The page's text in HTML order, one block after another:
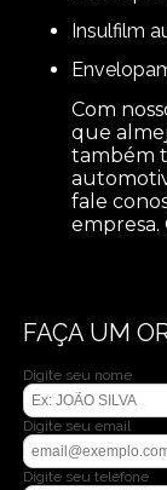
insulfilm
Com
que
também
fale
empresa.
FAÇA UM
Digite seu nome
Digite seu email
Digite seu telefone